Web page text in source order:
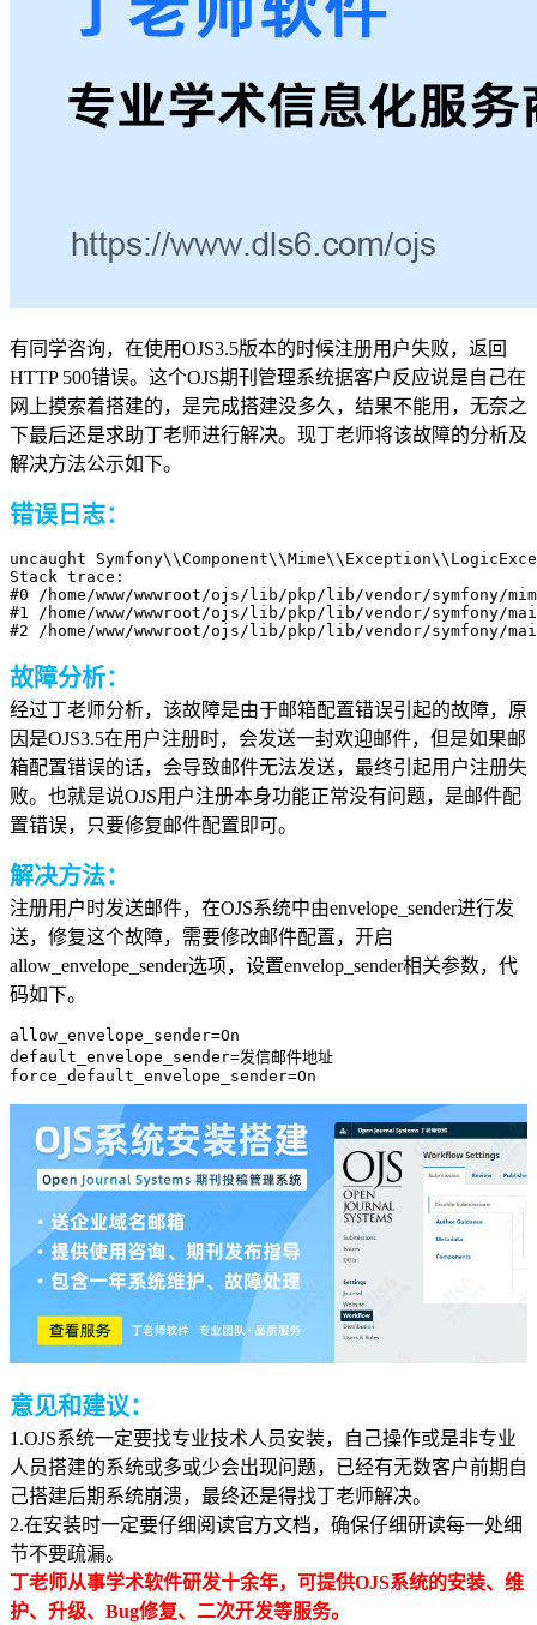
有同学咨询，在使用OJS3.5版本的时候注册用户失败，返回
HTTP 500错误。这个OJS期刊管理系统据客户反应说是自己在
网上摸索着搭建的， 是完成搭建没多久，结果不能用，无奈之
下最后还是求助丁老师进行解决。现丁老师将该故障的分析及
解决方法公示如下。
错误日志：
uncaught
Stack trace:
#0 /home/www/wwwroot/ojs/lib/pkp/lib/vendor/symfony/
#1 /home/www/wwwroot/ojs/lib/pkp/lib/vendor/symfony/
#2 /home/www/wwwroot/ojs/lib/pkp/lib/vendor/symfony/
故障分析：
经过丁老师分析，该故障是由于邮箱配置错误引起的故障，原
因是OJS3.5在用户注册时，会发送一封欢迎邮件，但是如果邮
箱配置错误的话，会导致邮件无法发送，最终引起用户注册失
败。也就是说OJS用户注册本身功能正常没有问题，是邮件配
置错误，只要修复邮件配置即可。
解决方法：
注册用户时发送邮件，在OJS系统中由envelope_sender进行发
送，修复这个故障，需要修改邮件配置，开启
allow_envelope_sender选项，设置envelop_sender相关参数，代
码如下。
allow_envelope_sender=On
default_envelope_sender=发信邮件地址
force_default_envelope_sender=On
意见和建议：
1.OJS系统一定要找专业技术人员安装，自己操作或是非专业
人员搭建的系统或多或少会出现问题，已经有无数客户前期自
己搭建后期系统崩溃，最终还是得找丁老师解决。
2.在安装时一定要仔细阅读官方文档，确保仔细研读每一处细
节不要疏漏。
丁老师从事学术软件研发十余年，可提供OJS系统的安装、维
护、升级、Bug修复、二次开发等服务。